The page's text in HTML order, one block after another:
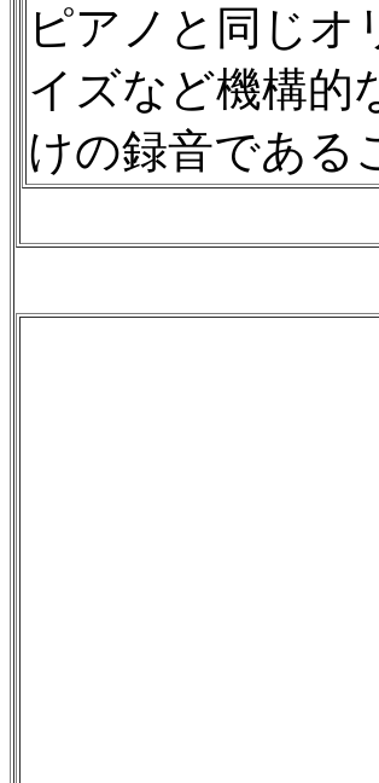
ピアノと同じ
イズなど機構的
けの録音である